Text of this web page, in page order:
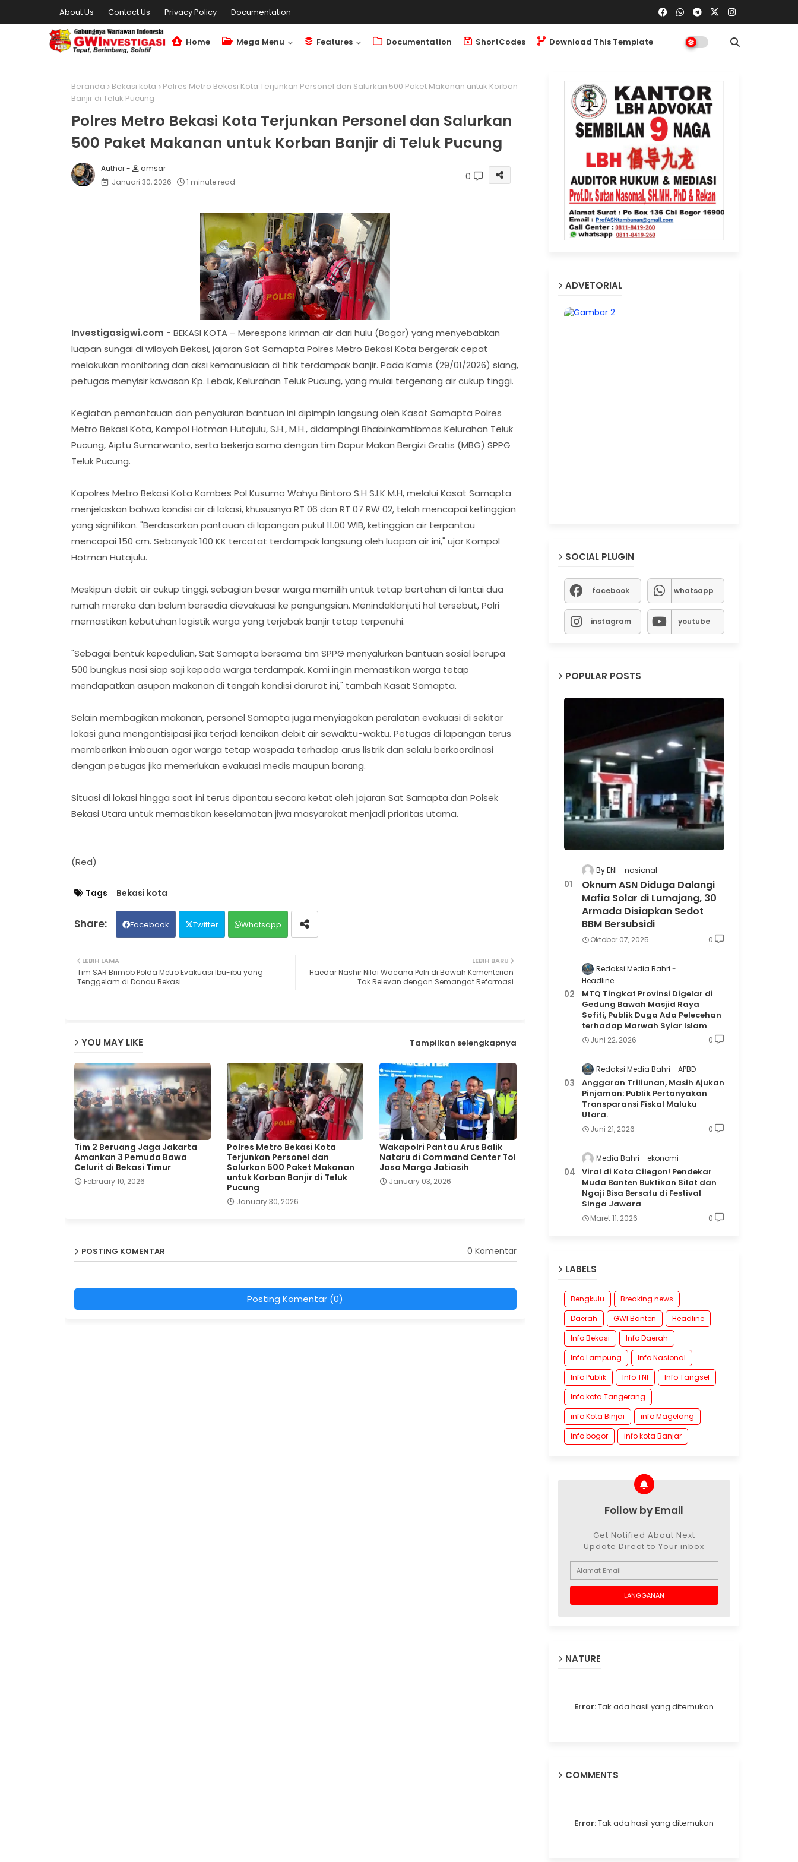
About Us Contact Us Privacy Policy Documentation
Home Mega Menu Features Documentation ShortCodes Download This Template
Beranda Bekasi kota
Polres Metro Bekasi Kota Terjunkan Personel dan Salurkan 500 Paket Makanan untuk Korban
Banjir di Teluk Pucung
Polres Metro Bekasi Kota Terjunkan Personel dan Salurkan
500 Paket Makanan untuk Korban Banjir di Teluk Pucung
amsar
Januari 30, 2026
1 minute read 0
Investigasigwi.com - BEKASI KOTA – Merespons kiriman air dari hulu (Bogor) yang menyebabkan
luapan sungai di wilayah Bekasi, jajaran Sat Samapta Polres Metro Bekasi Kota bergerak cepat
melakukan monitoring dan aksi kemanusiaan di titik terdampak banjir. Pada Kamis (29/01/2026) siang,
petugas menyisir kawasan Kp. Lebak, Kelurahan Teluk Pucung, yang mulai tergenang air cukup tinggi.
Kegiatan pemantauan dan penyaluran bantuan ini dipimpin langsung oleh Kasat Samapta Polres
Metro Bekasi Kota, Kompol Hotman Hutajulu, S.H., M.H., didampingi Bhabinkamtibmas Kelurahan Teluk
Pucung, Aiptu Sumarwanto, serta bekerja sama dengan tim Dapur Makan Bergizi Gratis (MBG) SPPG
Teluk Pucung.
Kapolres Metro Bekasi Kota Kombes Pol Kusumo Wahyu Bintoro S.H S.I.K M.H, melalui Kasat Samapta
menjelaskan bahwa kondisi air di lokasi, khususnya RT 06 dan RT 07 RW 02, telah mencapai ketinggian
yang signifikan. "Berdasarkan pantauan di lapangan pukul 11.00 WIB, ketinggian air terpantau
mencapai 150 cm. Sebanyak 100 KK tercatat terdampak langsung oleh luapan air ini," ujar Kompol
Hotman Hutajulu.
Meskipun debit air cukup tinggi, sebagian besar warga memilih untuk tetap bertahan di lantai dua
rumah mereka dan belum bersedia dievakuasi ke pengungsian. Menindaklanjuti hal tersebut, Polri
memastikan kebutuhan logistik warga yang terjebak banjir tetap terpenuhi.
"Sebagai bentuk kepedulian, Sat Samapta bersama tim SPPG menyalurkan bantuan sosial berupa
500 bungkus nasi siap saji kepada warga terdampak. Kami ingin memastikan warga tetap
mendapatkan asupan makanan di tengah kondisi darurat ini," tambah Kasat Samapta.
Selain membagikan makanan, personel Samapta juga menyiagakan peralatan evakuasi di sekitar
lokasi guna mengantisipasi jika terjadi kenaikan debit air sewaktu-waktu. Petugas di lapangan terus
memberikan imbauan agar warga tetap waspada terhadap arus listrik dan selalu berkoordinasi
dengan petugas jika memerlukan evakuasi medis maupun barang.
Situasi di lokasi hingga saat ini terus dipantau secara ketat oleh jajaran Sat Samapta dan Polsek
Bekasi Utara untuk memastikan keselamatan jiwa masyarakat menjadi prioritas utama.
(Red)
Tags Bekasi kota
Facebook Twitter Whatsapp
LEBIH BARU
Haedar Nashir Nilai Wacana Polri di Bawah Kementerian
Tak Relevan dengan Semangat Reformasi
LEBIH LAMA
Tim SAR Brimob Polda Metro Evakuasi Ibu-ibu yang
Tenggelam di Danau Bekasi
YOU MAY LIKE Tampilkan selengkapnya
Tim 2 Beruang Jaga Jakarta
Amankan 3 Pemuda Bawa
Celurit di Bekasi Timur
February 10, 2026
Polres Metro Bekasi Kota
Terjunkan Personel dan
Salurkan 500 Paket Makanan
untuk Korban Banjir di Teluk
Pucung
January 30, 2026
Wakapolri Pantau Arus Balik
Nataru di Command Center Tol
Jasa Marga Jatiasih
January 03, 2026
POSTING KOMENTAR 0 Komentar
Posting Komentar (0)
ADVETORIAL
SOCIAL PLUGIN
facebook whatsapp
instagram youtube
POPULAR POSTS
By ENI nasional
Oknum ASN Diduga Dalangi
Mafia Solar di Lumajang, 30
Armada Disiapkan Sedot
BBM Bersubsidi
Oktober 07, 2025 0
Redaksi Media Bahri
Headline
MTQ Tingkat Provinsi Digelar di
Gedung Bawah Masjid Raya
Sofifi, Publik Duga Ada Pelecehan
terhadap Marwah Syiar Islam
Juni 22, 2026 0
Redaksi Media Bahri APBD
Anggaran Triliunan, Masih Ajukan
Pinjaman: Publik Pertanyakan
Transparansi Fiskal Maluku
Utara.
Juni 21, 2026 0
Media Bahri ekonomi
Viral di Kota Cilegon! Pendekar
Muda Banten Buktikan Silat dan
Ngaji Bisa Bersatu di Festival
Singa Jawara
Maret 11, 2026 0
LABELS
Bengkulu
Breaking news
Daerah
GWI Banten
Headline
Info Bekasi
Info Daerah
Info Lampung
Info Nasional
Info Publik
Info TNI
Info Tangsel
Info kota Tangerang
info Kota Binjai
info Magelang
info bogor
info kota Banjar
Follow by Email
Get Notified About Next
Update Direct to Your inbox
NATURE
Error:Tak ada hasil yang ditemukan
COMMENTS
Error:Tak ada hasil yang ditemukan